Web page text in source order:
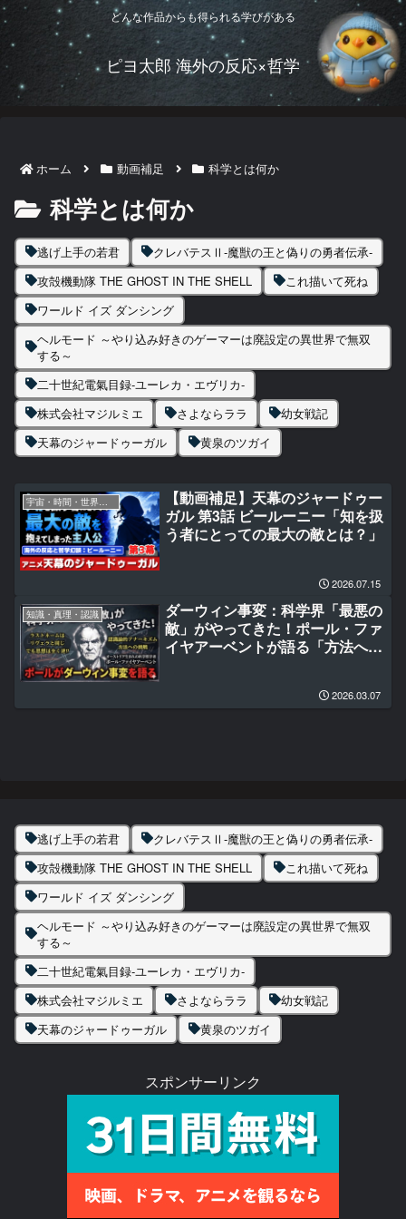
どんな作品からも得られる学びがある
ピヨ太郎 海外の反応×哲学
ホーム 動画補足 科学とは何か
科学とは何か
逃げ上手の若君
クレバテスⅡ-魔獣の王と偽りの勇者伝承-
攻殻機動隊 THE GHOST IN THE SHELL
これ描いて死ね
ワールド イズ ダンシング
ヘルモード ～やり込み好きのゲーマーは廃設定の異世界で無双
する～
二十世紀電氣目録-ユーレカ・エヴリカ-
株式会社マジルミエ
さよならララ
幼女戦記
天幕のジャードゥーガル
黄泉のツガイ
【動画補足】天幕のジャードゥー
ガル 第3話 ビールーニー「知を扱
う者にとっての最大の敵とは？」
2026.07.15
知識・真理・認識
ダーウィン事変：科学界「最悪の
敵」がやってきた！ポール・ファ
イヤアーベントが語る「方法への
2026.03.07
逃げ上手の若君
クレバテスⅡ-魔獣の王と偽りの勇者伝承-
攻殻機動隊 THE GHOST IN THE SHELL
これ描いて死ね
ワールド イズ ダンシング
ヘルモード ～やり込み好きのゲーマーは廃設定の異世界で無双
する～
二十世紀電氣目録-ユーレカ・エヴリカ-
株式会社マジルミエ
さよならララ
幼女戦記
天幕のジャードゥーガル
黄泉のツガイ
スポンサーリンク